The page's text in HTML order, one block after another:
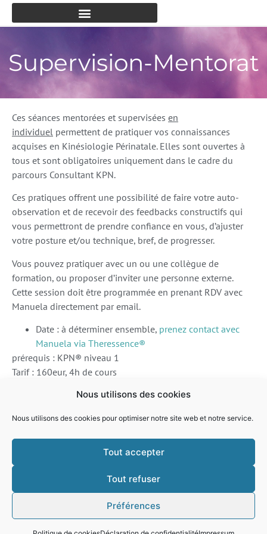
Nous utilisons des cookies
Nous utilisons des cookies pour optimiser notre site web et notre service.
Tout accepter
Tout refuser
Préférences
Supervision-Mentorat
Ces séances mentorées et supervisées en
individuel permettent de pratiquer vos connaissances
acquises en Kinésiologie Périnatale. Elles sont ouvertes à
tous et sont obligatoires uniquement dans le cadre du
parcours Consultant KPN.
Ces pratiques offrent une possibilité de faire votre auto-
observation et de recevoir des feedbacks constructifs qui
vous permettront de prendre confiance en vous, d’ajuster
votre posture et/ou technique, bref, de progresser.
Vous pouvez pratiquer avec un ou une collègue de
formation, ou proposer d’inviter une personne externe.
Cette session doit être programmée en prenant RDV avec
Manuela directement par email.
Date : à déterminer ensemble, prenez contact avec
Manuela via Theressence®
prérequis : KPN® niveau 1
Tarif : 160eur, 4h de cours
kineÔsens
spécialisation en Kinésiologie périnatale®
contactez-nous par email
© Copyright 2025 kineÔsens – EURL Kinésiologie périnatale : le Temps de naître. Tous droits
réservés.